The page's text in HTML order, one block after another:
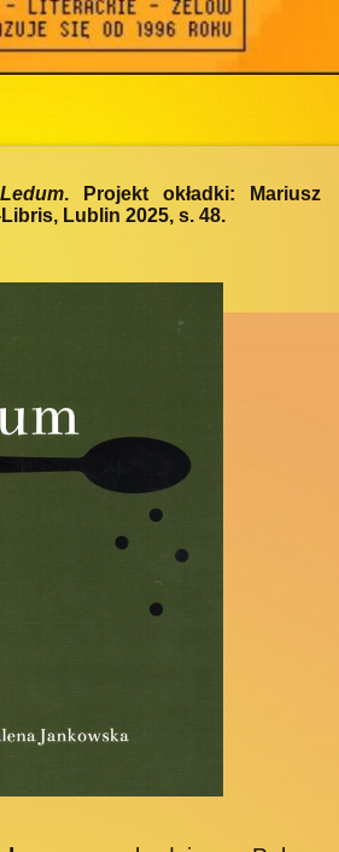
. Projekt okładki: Mariusz
Lublin 2025, s. 48.